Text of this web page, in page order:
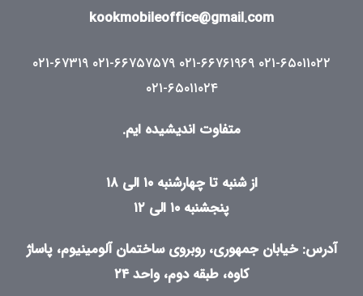
kookmobileoffice@gmail.com
۰۲۱-۶۷۳۱۹ ۰۲۱-۶۶۷۵۷۵۷۹ ۰۲۱-۶۶۷۶۱۹۶۹ ۰۲۱-۶۵۰۱۱۰۲۲
۰۲۱-۶۵۰۱۱۰۲۴
متفاوت اندیشیده ایم.
از شنبه تا چهارشنبه ۱۰ الی ۱۸
پنجشنبه ۱۰ الی ۱۲
آدرس: خیابان جمهوری، روبروی ساختمان آلومینیوم، پاساژ
کاوه، طبقه دوم، واحد ۲۴